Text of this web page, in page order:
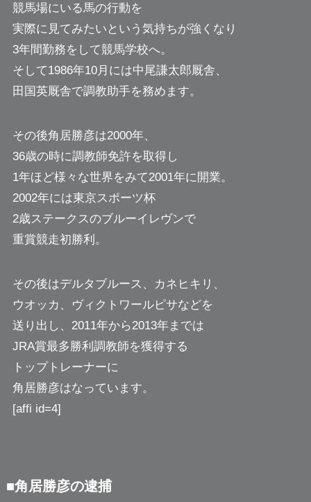
競馬場にいる馬の行動を
実際に見てみたいという気持ちが強くなり
3年間勤務をして競馬学校へ。
そして1986年10月には中尾謙太郎厩舎、
田国英厩舎で調教助手を務めます。
その後角居勝彦は2000年、
36歳の時に調教師免許を取得し
1年ほど様々な世界をみて2001年に開業。
2002年には東京スポーツ杯
2歳ステークスのブルーイレヴンで
重賞競走初勝利。
その後はデルタブルース、カネヒキリ、
ウオッカ、ヴィクトワールピサなどを
送り出し、2011年から2013年までは
JRA賞最多勝利調教師を獲得する
トップトレーナーに
角居勝彦はなっています。
[affi id=4]
■角居勝彦の逮捕